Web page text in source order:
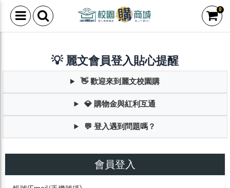
0
💡 麗文會員登入貼心提醒
👋 歡迎來到麗文校園購
💎 購物金與紅利互通
💬 登入遇到問題嗎？
會員登入